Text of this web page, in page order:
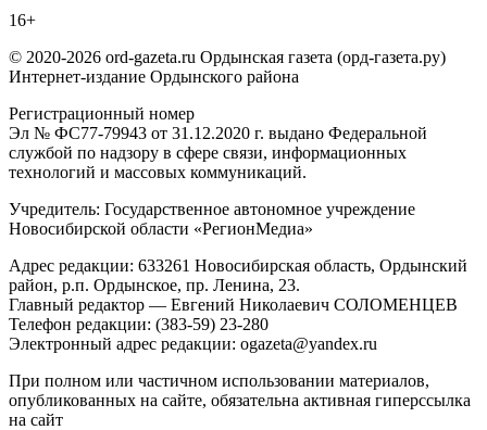
16+
© 2020-2026 ord-gazeta.ru Ордынская газета (орд-газета.ру)
Интернет-издание Ордынского района
Регистрационный номер
Эл № ФС77-79943 от 31.12.2020 г. выдано Федеральной
службой по надзору в сфере связи, информационных
технологий и массовых коммуникаций.
Учредитель: Государственное автономное учреждение
Новосибирской области «РегионМедиа»
Адрес редакции: 633261 Новосибирская область, Ордынский
район, р.п. Ордынское, пр. Ленина, 23.
Главный редактор — Евгений Николаевич СОЛОМЕНЦЕВ
Телефон редакции: (383-59) 23-280
Электронный адрес редакции: ogazeta@yandex.ru
При полном или частичном использовании материалов,
опубликованных на сайте, обязательна активная гиперссылка
на сайт